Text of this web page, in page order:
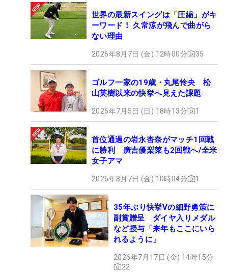
世界の最新スイングは「圧縮」がキ
ーワード！ 久常涼が飛んで曲がら
ない理由
2026年8月7日 (金) 12時00分 35
ゴルフ一家の19歳・丸尾怜央 松
山英樹以来の快挙へ見えた課題
2026年7月5日 (日) 18時13分 1
首位通過の岩永杏奈がマッチ1回戦
に勝利 廣吉優梨菜も2回戦へ/全米
女子アマ
2026年8月7日 (金) 10時04分 1
35年ぶり快挙Vの細野勇策に
副賞贈呈 ダイヤ入りメダル
など授与「来年もここにいら
れるように」
2026年7月17日 (金) 14時15分
22